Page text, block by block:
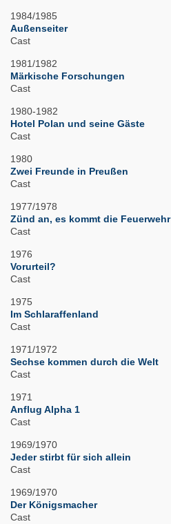
1984/1985
Außenseiter
Cast
1981/1982
Märkische Forschungen
Cast
1980-1982
Hotel Polan und seine Gäste
Cast
1980
Zwei Freunde in Preußen
Cast
1977/1978
Zünd an, es kommt die Feuerwehr
Cast
1976
Vorurteil?
Cast
1975
Im Schlaraffenland
Cast
1971/1972
Sechse kommen durch die Welt
Cast
1971
Anflug Alpha 1
Cast
1969/1970
Jeder stirbt für sich allein
Cast
1969/1970
Der Königsmacher
Cast